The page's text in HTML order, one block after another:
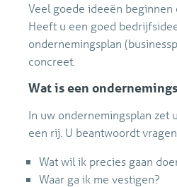
Veel goede ideeën beginnen
Heeft u een goed
ondernemingsplan
concreet.
Wat is een
In uw ondernemingsplan zet
een rij. U beantwoordt
Wat wil ik precies gaan
Waar ga ik me vestigen?